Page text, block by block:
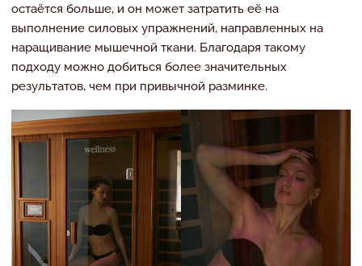
остаётся больше, и он может затратить её на
выполнение силовых упражнений, направленных на
наращивание мышечной ткани. Благодаря такому
подходу можно добиться более значительных
результатов, чем при привычной разминке.